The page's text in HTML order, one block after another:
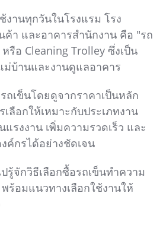
านทุกวันในโรงแรม โรง
ค้า และอาคารสำนักงาน คือ "รถ
รือ Cleaning Trolley ซึ่งเป็น
บ้านและงานดูแลอาคาร
ถเข็นโดยดูจากราคาเป็นหลัก
ลือกให้เหมาะกับประเภทงาน
รงงาน เพิ่มความรวดเร็ว และ
กรได้อย่างชัดเจน
จักวิธีเลือกซื้อรถเข็นทำความ
ร้อมแนวทางเลือกใช้งานให้